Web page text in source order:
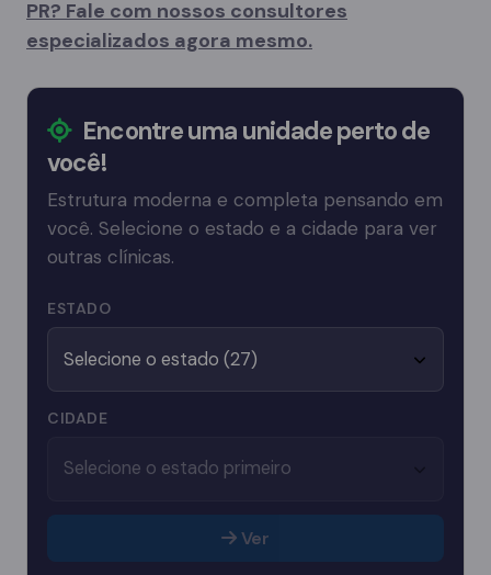
PR? Fale com nossos consultores
especializados agora mesmo.
Encontre uma unidade perto de
você!
Estrutura moderna e completa pensando em
você. Selecione o estado e a cidade para ver
outras clínicas.
ESTADO
CIDADE
Ver